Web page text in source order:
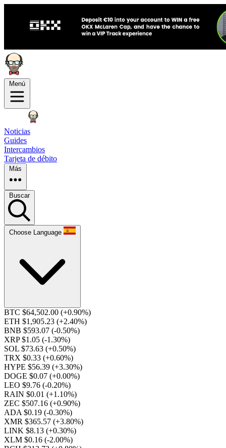
Menú
Noticias
Guides
Intercambios
Tarjeta de débito
Más
Buscar
Choose Language
BTC $64,502.00 (+0.90%)
ETH $1,905.23 (+2.40%)
BNB $593.07 (-0.50%)
XRP $1.05 (-1.30%)
SOL $73.63 (+0.50%)
TRX $0.33 (+0.60%)
HYPE $56.39 (+3.30%)
DOGE $0.07 (+0.00%)
LEO $9.76 (-0.20%)
RAIN $0.01 (+1.10%)
ZEC $507.16 (+0.90%)
ADA $0.19 (-0.30%)
XMR $365.57 (+3.80%)
LINK $8.13 (+0.30%)
XLM $0.16 (-2.00%)